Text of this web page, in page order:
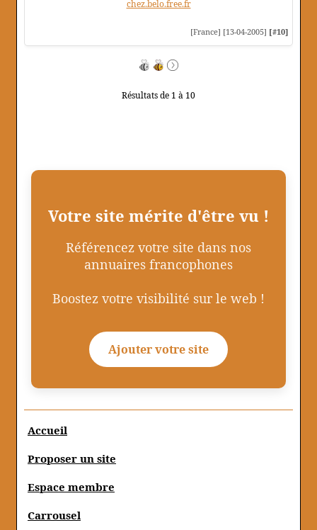
chez.belo.free.fr
[France] [13-04-2005] [#10]
Résultats de 1 à 10
Votre site mérite d'être vu !
Référencez votre site dans nos
annuaires francophones
Boostez votre visibilité sur le web !
Ajouter votre site
Accueil
Proposer un site
Espace membre
Carrousel